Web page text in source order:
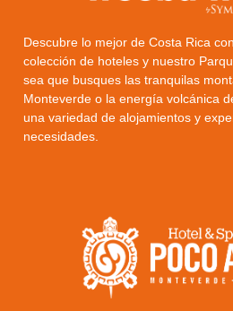
Descubre lo mejor de Costa Rica
colección de hoteles y nuestro
sea que busques las tranquilas
Monteverde o la energía volcánica
una variedad de alojamientos y
necesidades.